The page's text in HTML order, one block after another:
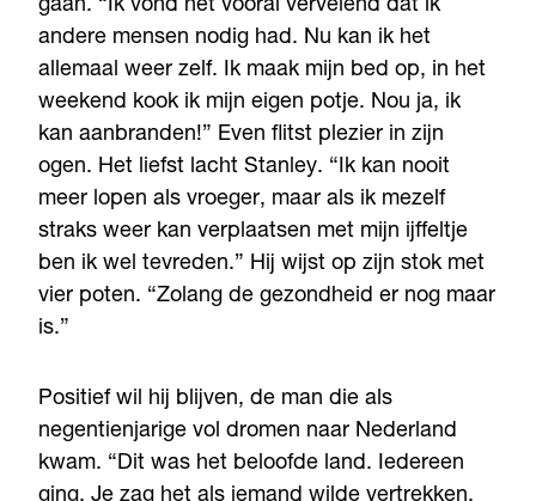
gaan. “Ik vond het vooral vervelend dat ik
andere mensen nodig had. Nu kan ik het
allemaal weer zelf. Ik maak mijn bed op, in het
weekend kook ik mijn eigen potje. Nou ja, ik
kan aanbranden!” Even flitst plezier in zijn
ogen. Het liefst lacht Stanley. “Ik kan nooit
meer lopen als vroeger, maar als ik mezelf
straks weer kan verplaatsen met mijn ijffeltje
ben ik wel tevreden.” Hij wijst op zijn stok met
vier poten. “Zolang de gezondheid er nog maar
is.”
Positief wil hij blijven, de man die als
negentienjarige vol dromen naar Nederland
kwam. “Dit was het beloofde land. Iedereen
ging. Je zag het als iemand wilde vertrekken.